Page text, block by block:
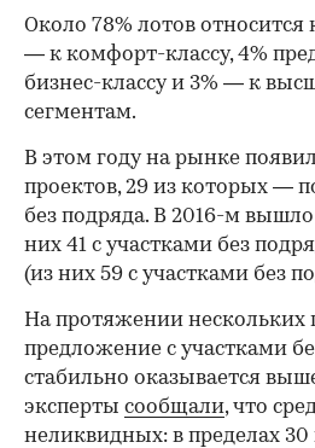
Около 78% лотов относится
— к комфорт-классу, 4%
бизнес-классу и 3% — к
сегментам.
В этом году на рынке
проектов, 29 из которых —
без подряда. В 2016-м
них 41 с участками без
(из них 59 с участками без
На протяжении нескольких
предложение с участками
стабильно оказывается
эксперты сообщали, что
неликвидных: в пределах